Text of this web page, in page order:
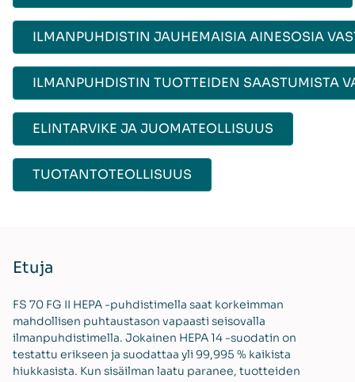
ILMANPUHDISTIN JAUHEMAISIA AINESOSIA
ILMANPUHDISTIN TUOTTEIDEN SAASTUMISTA
ELINTARVIKE JA JUOMATEOLLISUUS
TUOTANTOTEOLLISUUS
Etuja
FS 70 FG II HEPA -puhdistimella saat korkeimman
mahdollisen puhtaustason vapaasti seisovalla
ilmanpuhdistimella. Jokainen HEPA 14 -suodatin on
testattu erikseen ja suodattaa yli 99,995 % kaikista
hiukkasista. Kun sisäilman laatu paranee, tuotteiden